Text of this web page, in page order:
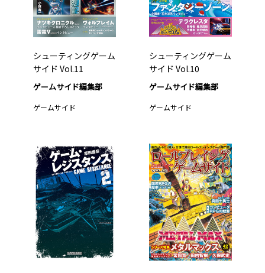
シューティングゲーム
サイド Vol.11
ゲームサイド編集部
ゲームサイド
シューティングゲーム
サイド Vol.10
ゲームサイド編集部
ゲームサイド